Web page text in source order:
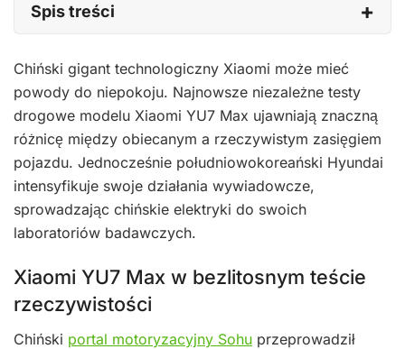
Spis treści
Chiński gigant technologiczny Xiaomi może mieć
powody do niepokoju. Najnowsze niezależne testy
drogowe modelu Xiaomi YU7 Max ujawniają znaczną
różnicę między obiecanym a rzeczywistym zasięgiem
pojazdu. Jednocześnie południowokoreański Hyundai
intensyfikuje swoje działania wywiadowcze,
sprowadzając chińskie elektryki do swoich
laboratoriów badawczych.
Xiaomi YU7 Max w bezlitosnym teście
rzeczywistości
Chiński portal motoryzacyjny Sohu przeprowadził